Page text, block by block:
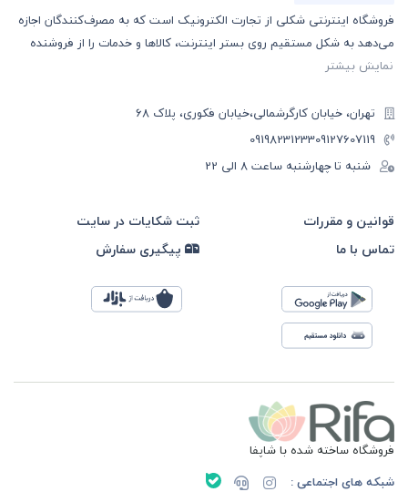
فروشگاه اینترنتی شکلی از تجارت الکترونیک است که به مصرف‌کنندگان اجازه
می‌دهد به شکل مستقیم روی بستر اینترنت، کالا‌ها و خدمات را از فروشنده
نمایش بیشتر
تهران، خیابان کارگرشمالی،خیابان فکوری، پلاک 68
09127607119
09198231233
شنبه تا چهارشنبه ساعت ۸ الی 22
قوانین و مقررات
ثبت شکایات در سایت
تماس با ما
پیگیری سفارش
فروشگاه ساخته شده با شاپفا
شبکه های اجتماعی :